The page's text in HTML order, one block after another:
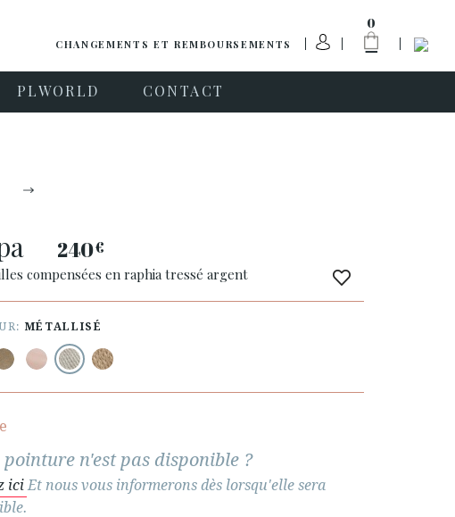
CHANGEMENTS ET REMBOURSEMENTS
0
PLWORLD CONTACT
240€
compensées en raphia tressé argent
MÉTALLISÉ
pointure n'est pas disponible ?
iciEt nous vous informerons dès lorsqu'elle sera